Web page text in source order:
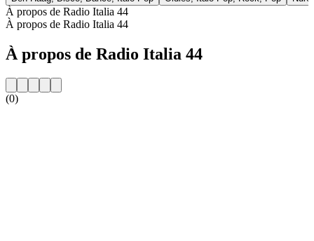
À propos de Radio Italia 44
À propos de Radio Italia 44
À propos de Radio Italia 44
(0)